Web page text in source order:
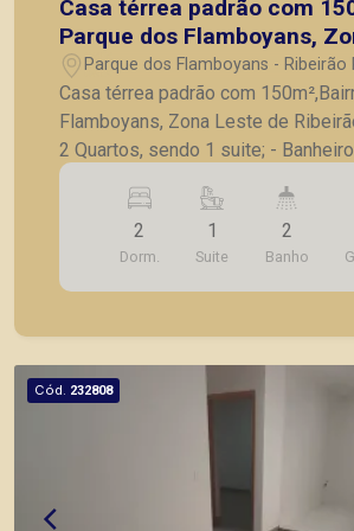
Casa térrea padrão com
Parque dos Flamboyans,
de Ribeirão Preto/SP:
Parque dos Flamboyans - Ribeirão
Casa térrea padrão com
Flamboyans, Zona Leste de
2 Quartos, sendo 1 suite; -
completo; - Sala para 2 ambientes; -
armários planejados; - Lavanderia; -
lateral; - 2 Vagas de garagem. A Piramid tem
como objetivo atender seus
agilidade e segurança, em
Preto.
2
Dorm.
1
Suite
2
Banho
Cód. 232808